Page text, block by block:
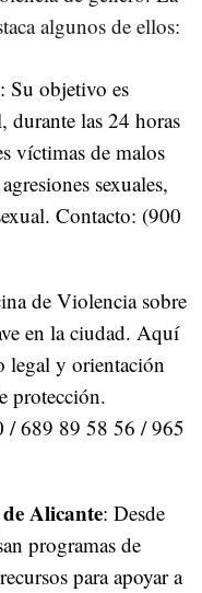
algunos de ellos:
: Su objetivo es
durante las 24 horas
víctimas de malos
sexuales,
Contacto: (900
de Violencia sobre
en la ciudad. Aquí
legal y orientación
protección.
/ 689 89 58 56 / 965
Alicante: Desde
programas de
para apoyar a